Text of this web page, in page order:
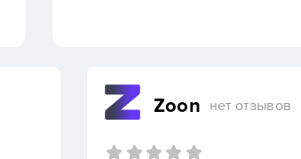
Zoon нет отзывов